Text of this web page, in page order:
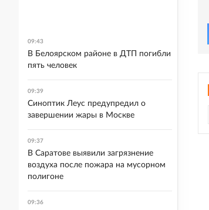
09:43
В Белоярском районе в ДТП погибли
пять человек
09:39
Синоптик Леус предупредил о
завершении жары в Москве
09:37
В Саратове выявили загрязнение
воздуха после пожара на мусорном
полигоне
09:36